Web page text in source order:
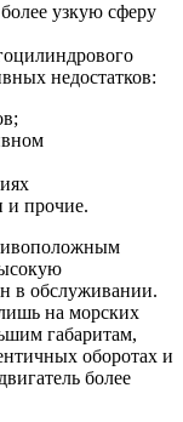
узкую сферу
недостатков:
и прочие.
в обслуживании.
лишь на морских
габаритам,
оборотах и
более